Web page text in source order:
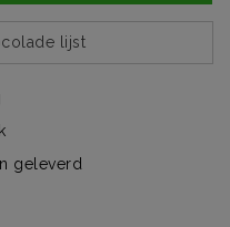
lijst
geleverd